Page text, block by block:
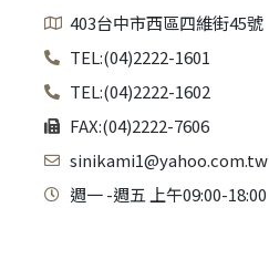
403台中市西區四維街45號
TEL:(04)2222-1601
TEL:(04)2222-1602
FAX:(04)2222-7606
sinikami1@yahoo.com.tw
週一 -週五 上午09:00-18:00